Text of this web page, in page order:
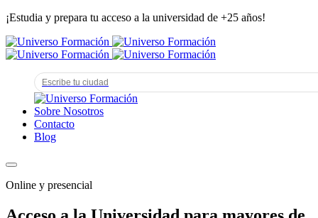
¡Estudia y prepara tu acceso a la universidad de +25 años!
Sobre Nosotros
Contacto
Blog
Online y presencial